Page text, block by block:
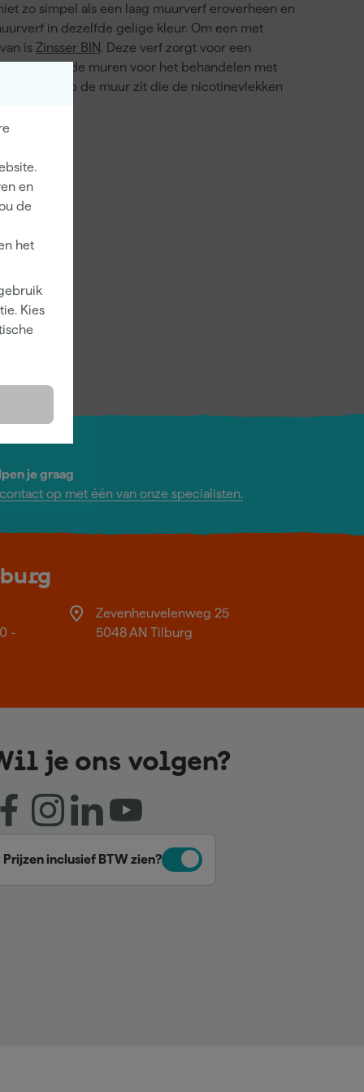
en
de
het
Kies
zo simpel als een laag muurverf eroverheen en
in dezelfde gelige kleur. Om een met
is Zinsser BIN. Deze verf zorgt voor een
raden om de muren voor het behandelen met
verf op de muur zit die de nicotinevlekken
je graag
op met één van onze specialisten.
-
Zevenheuvelenweg 25
5048 AN Tilburg
je ons volgen?
Prijzen inclusief BTW zien?